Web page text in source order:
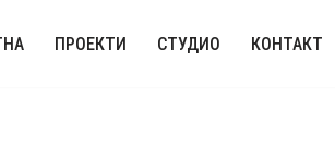
ПРОЕКТИ СТУДИО КОНТАКТ